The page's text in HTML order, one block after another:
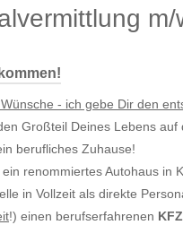
m/
- ich gebe Dir den
Großteil Deines Lebens auf
berufliches Zuhause!
renommiertes Autohaus in
in Vollzeit als direkte
!) einen berufserfahrenen